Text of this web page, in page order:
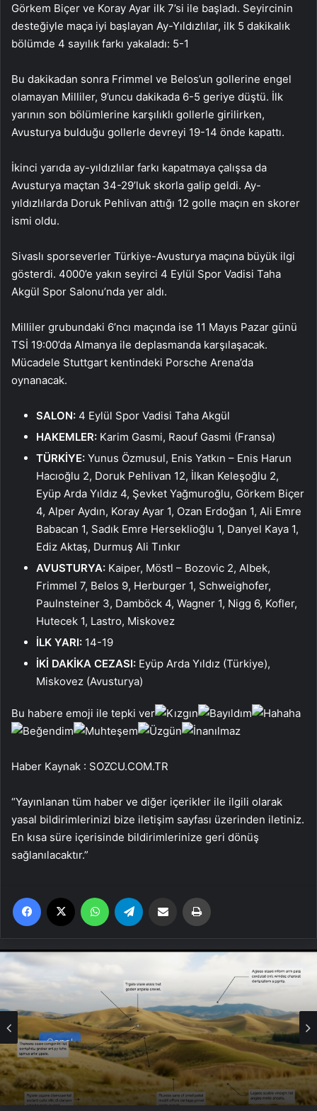
Görkem Biçer ve Koray Ayar ilk 7’si ile başladı. Seyircinin
desteğiyle maça iyi başlayan Ay-Yıldızlılar, ilk 5 dakikalık
bölümde 4 sayılık farkı yakaladı: 5-1
Bu dakikadan sonra Frimmel ve Belos’un gollerine engel
olamayan Milliler, 9’uncu dakikada 6-5 geriye düştü. İlk
yarının son bölümlerine karşılıklı gollerle girilirken,
Avusturya bulduğu gollerle devreyi 19-14 önde kapattı.
İkinci yarıda ay-yıldızlılar farkı kapatmaya çalışsa da
Avusturya maçtan 34-29’luk skorla galip geldi. Ay-
yıldızlılarda Doruk Pehlivan attığı 12 golle maçın en skorer
ismi oldu.
Sivaslı sporseverler Türkiye-Avusturya maçına büyük ilgi
gösterdi. 4000’e yakın seyirci 4 Eylül Spor Vadisi Taha
Akgül Spor Salonu’nda yer aldı.
Milliler grubundaki 6’ncı maçında ise 11 Mayıs Pazar günü
TSİ 19:00’da Almanya ile deplasmanda karşılaşacak.
Mücadele Stuttgart kentindeki Porsche Arena’da
oynanacak.
SALON: 4 Eylül Spor Vadisi Taha Akgül
HAKEMLER: Karim Gasmi, Raouf Gasmi (Fransa)
TÜRKİYE: Yunus Özmusul, Enis Yatkın – Enis Harun
Hacıoğlu 2, Doruk Pehlivan 12, İlkan Keleşoğlu 2,
Eyüp Arda Yıldız 4, Şevket Yağmuroğlu, Görkem Biçer
4, Alper Aydın, Koray Ayar 1, Ozan Erdoğan 1, Ali Emre
Babacan 1, Sadık Emre Herseklioğlu 1, Danyel Kaya 1,
Ediz Aktaş, Durmuş Ali Tınkır
AVUSTURYA: Kaiper, Möstl – Bozovic 2, Albek,
Frimmel 7, Belos 9, Herburger 1, Schweighofer,
Paulnsteiner 3, Damböck 4, Wagner 1, Nigg 6, Kofler,
Hutecek 1, Lastro, Miskovez
İLK YARI: 14-19
İKİ DAKİKA CEZASI: Eyüp Arda Yıldız (Türkiye),
Miskovez (Avusturya)
Bu habere emoji ile tepki ver
Haber Kaynak : SOZCU.COM.TR
“Yayınlanan tüm haber ve diğer içerikler ile ilgili olarak
yasal bildirimlerinizi bize iletişim sayfası üzerinden iletiniz.
En kısa süre içerisinde bildirimlerinize geri dönüş
sağlanılacaktır.”
Facebook WhatsApp Email'den paylaş
Genel
4 Omuz Çatı Modelleri ve Nasıl Yapılır